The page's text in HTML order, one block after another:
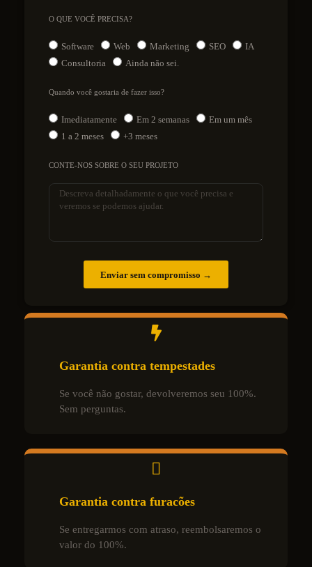
O QUE VOCÊ PRECISA?
Software Web Marketing SEO
IA
Consultoria
Ainda não sei.
Quando você gostaria de fazer isso?
Imediatamente Em 2 semanas
Em um mês
1 a 2 meses
+3 meses
CONTE-NOS SOBRE O SEU PROJETO
Enviar sem compromisso →
Garantia contra tempestades
Se você não gostar, devolveremos seu 100%.
Sem perguntas.
Garantia contra furacões
Se entregarmos com atraso, reembolsaremos o
valor do 100%.